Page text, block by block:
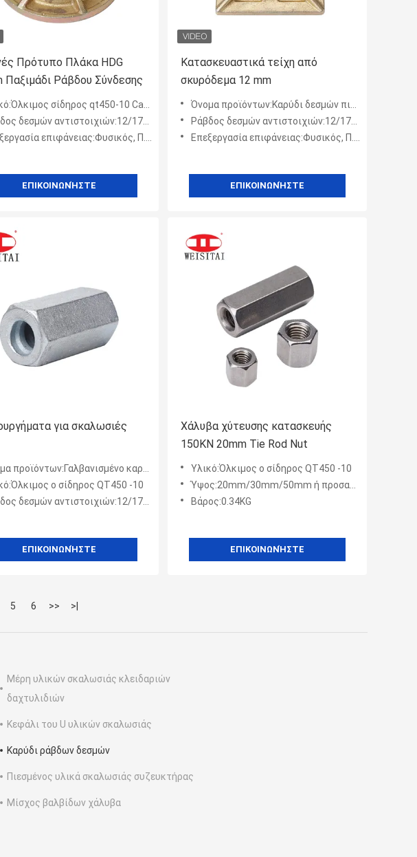
Πρότυπο Πλάκα HDG
Παξιμάδι Ράβδου Σύνδεσης
σίδηρος qt450-10 Casted
δεσμών αντιστοιχιών:12/17/20 ΚΚ ή προσαρμοσμένος
επιφάνειας:Φυσικός, Π.Χ., HDG
ΕΠΙΚΟΙΝΩΝΉΣΤΕ
Κατασκευαστικά τείχη από
σκυρόδεμα 12 mm
Όνομα προϊόντων:Καρύδι δεσμών πιάτων αγκύρων συμπαγών τοίχων κατασκευής
Ράβδος δεσμών αντιστοιχιών:12/17/20 ΚΚ ή προσαρμοσμένος
Επεξεργασία επιφάνειας:Φυσικός, Π.Χ., HDG
ΕΠΙΚΟΙΝΩΝΉΣΤΕ
για σκαλωσιές
καρύδι δεκαεξαδικού δεκαεξαδικού εγκιβωτισμού ικριωμάτων καρύδια
ο σίδηρος QT450 -10
δεσμών αντιστοιχιών:12/17/20 ΚΚ ή προσαρμοσμένος
ΕΠΙΚΟΙΝΩΝΉΣΤΕ
Χάλυβα χύτευσης κατασκευής
150KN 20mm Tie Rod Nut
Υλικό:Όλκιμος ο σίδηρος QT450 -10
Ύψος:20mm/30mm/50mm ή προσαρμοσμένος
Βάρος:0.34KG
ΕΠΙΚΟΙΝΩΝΉΣΤΕ
5 6 >> >|
Μέρη υλικών σκαλωσιάς κλειδαριών
δαχτυλιδιών
Κεφάλι του U υλικών σκαλωσιάς
Καρύδι ράβδων δεσμών
Πιεσμένος υλικά σκαλωσιάς συζευκτήρας
Μίσχος βαλβίδων χάλυβα